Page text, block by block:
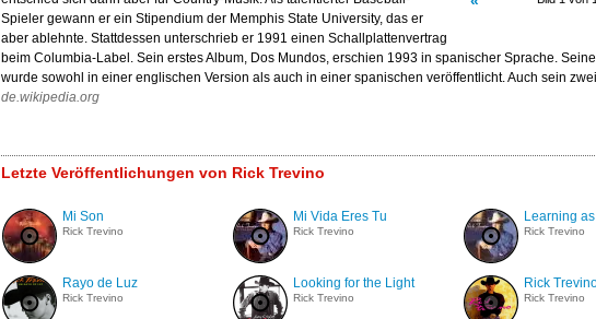
Spieler gewann er ein Stipendium der Memphis State University, das er
aber ablehnte. Stattdessen unterschrieb er 1991 einen Schallplattenvertrag
beim Columbia-Label. Sein erstes Album, Dos Mundos, erschien 1993 in spanischer Sprache.
wurde sowohl in einer englischen Version als auch in einer spanischen veröffentlicht. Auch sein
de.wikipedia.org
Letzte Veröffentlichungen von Rick Trevino
Mi Son
Rick Trevino
Mi Vida Eres Tu
Rick Trevino
Learning
Rick Trevino
Rayo de Luz
Rick Trevino
Looking for the Light
Rick Trevino
Rick
Rick Trevino